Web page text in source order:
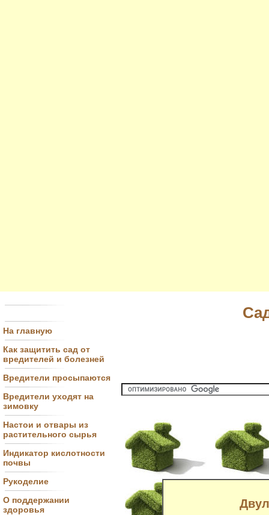
На главную
Как защитить сад от
вредителей и болезней
Вредители просыпаются
Вредители уходят на
зимовку
Настои и отвары из
растительного сырья
Индикатор кислотности
почвы
Рукоделие
О поддержании
здоровья